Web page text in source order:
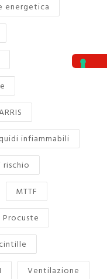
energetica
infiammabili
MTTF
Procuste
Ventilazione